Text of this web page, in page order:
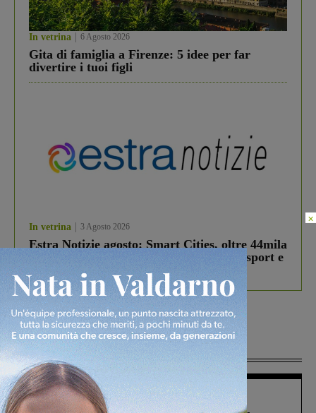
In vetrina 6 Agosto 2026
Gita di famiglia a Firenze: 5 idee per far
divertire i tuoi figli
In vetrina 3 Agosto 2026
Estra Notizie agosto: Smart Cities, oltre 44mila
studenti coinvolti, torna il bando per lo sport e
debutta il podcast Estrair
Più lette
Figline Incisa Valdarno 1 Agosto 2026
×